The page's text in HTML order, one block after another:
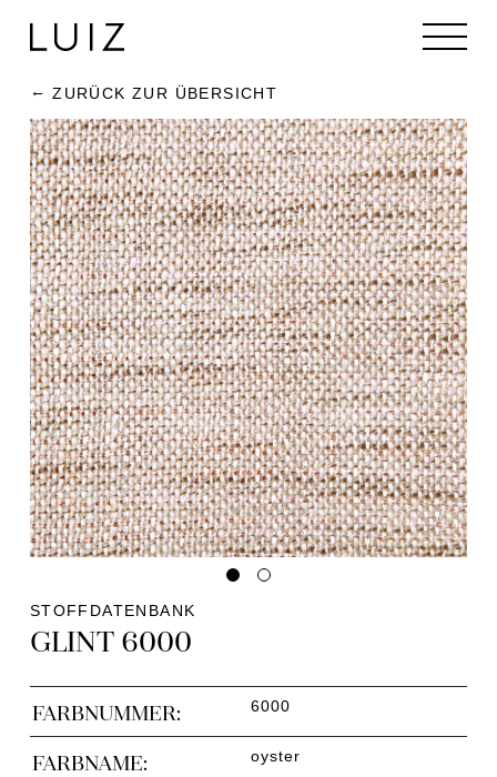
ZURÜCK ZUR ÜBERSICHT
STOFFDATENBANK
GLINT 6000
FARBNUMMER: 6000
FARBNAME: oyster